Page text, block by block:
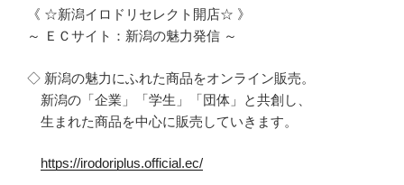
《 ☆新潟イロドリセレクト開店☆ 》
～ ＥＣサイト：新潟の魅力発信 ～
◇ 新潟の魅力にふれた商品をオンライン販売。
新潟の「企業」「学生」「団体」と共創し、
生まれた商品を中心に販売していきます。
https://irodoriplus.official.ec/